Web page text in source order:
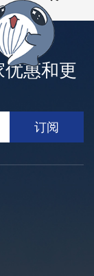
连接现有的光
可立即实现能
惠和更